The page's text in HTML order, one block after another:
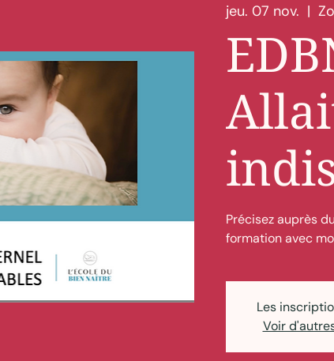
jeu. 07 nov.
  |
Précisez auprès
formation avec
Les
Voir